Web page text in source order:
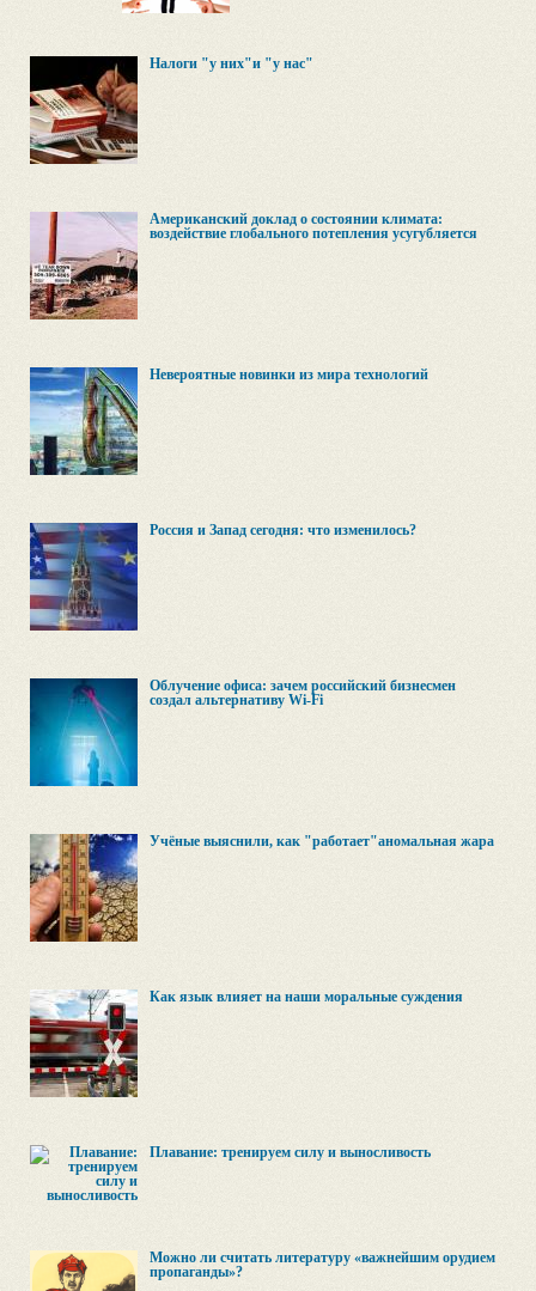
Налоги "у них"и "у нас"
Американский доклад о состоянии климата:
воздействие глобального потепления усугубляется
Невероятные новинки из мира технологий
Россия и Запад сегодня: что изменилось?
Облучение офиса: зачем российский бизнесмен
создал альтернативу Wi-Fi
Учёные выяснили, как "работает"аномальная жара
Как язык влияет на наши моральные суждения
Плавание: тренируем силу и выносливость
Можно ли считать литературу «важнейшим орудием
пропаганды»?